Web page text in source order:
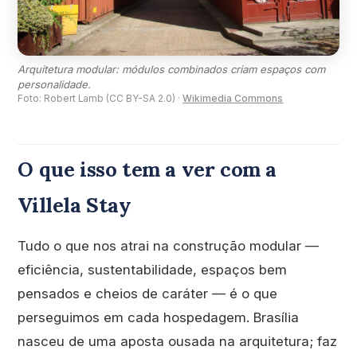
Arquitetura modular: módulos combinados criam espaços com
personalidade.
Foto: Robert Lamb (CC BY-SA 2.0) ·Wikimedia Commons
O que isso tem a ver com a
Villela Stay
Tudo o que nos atrai na construção modular —
eficiência, sustentabilidade, espaços bem
pensados e cheios de caráter — é o que
perseguimos em cada hospedagem. Brasília
nasceu de uma aposta ousada na arquitetura; faz